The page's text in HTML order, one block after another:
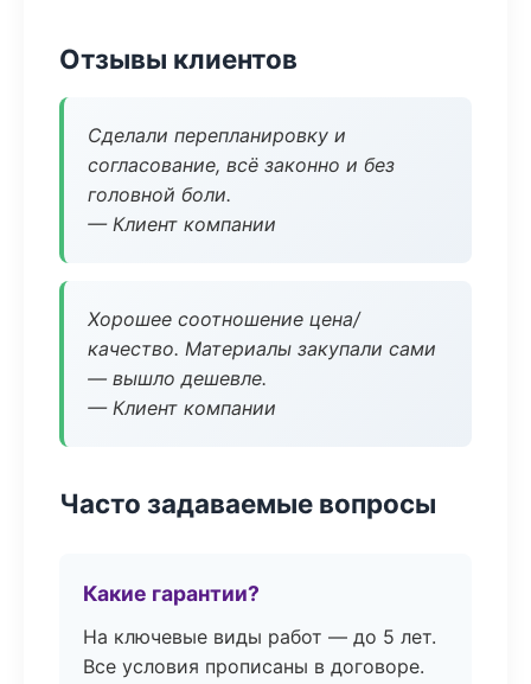
Отзывы клиентов
Сделали перепланировку и
согласование, всё законно и без
головной боли.
— Клиент компании
Хорошее соотношение цена/
качество. Материалы закупали сами
— вышло дешевле.
— Клиент компании
Часто задаваемые вопросы
Какие гарантии?
На ключевые виды работ — до 5 лет.
Все условия прописаны в договоре.